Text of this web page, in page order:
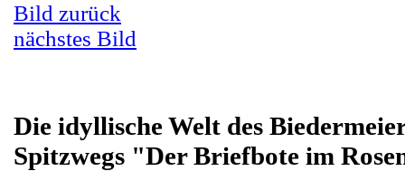
Bild zurück
nächstes Bild
Die idyllische Welt des
Spitzwegs "Der Briefbote im